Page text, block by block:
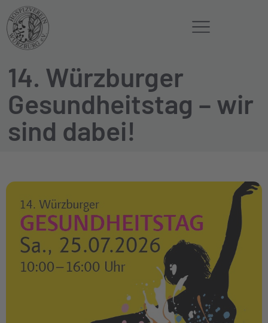
14. Würzburger
Gesundheitstag – wir
sind dabei!